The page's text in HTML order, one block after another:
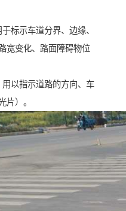
标示车道分界、边缘、
宽变化、路面障碍物位
以指示道路的方向、车
片）。